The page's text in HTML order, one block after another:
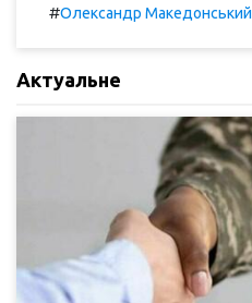
#Олександр Македонський
Актуальне